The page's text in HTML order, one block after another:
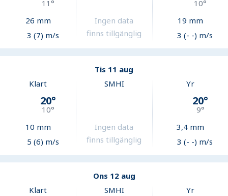
11°
26 mm
3 (7) m/s
Ingen data
finns tillgänglig
10°
19 mm
3 (- -) m/s
Tis 11 aug
Klart
20°
10°
10 mm
5 (6) m/s
SMHI
Ingen data
finns tillgänglig
Yr
20°
9°
3,4mm
3 (- -) m/s
Ons 12 aug
Klart
SMHI Yr